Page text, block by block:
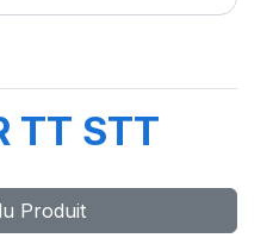
TT STT
Produit